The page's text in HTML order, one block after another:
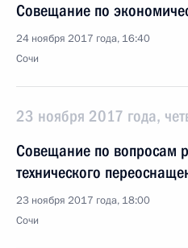
Совещание по
24 ноября 2017 года, 16:40
Сочи
23 ноября 2017 года,
Совещание по вопросам
технического
23 ноября 2017 года, 18:00
Сочи